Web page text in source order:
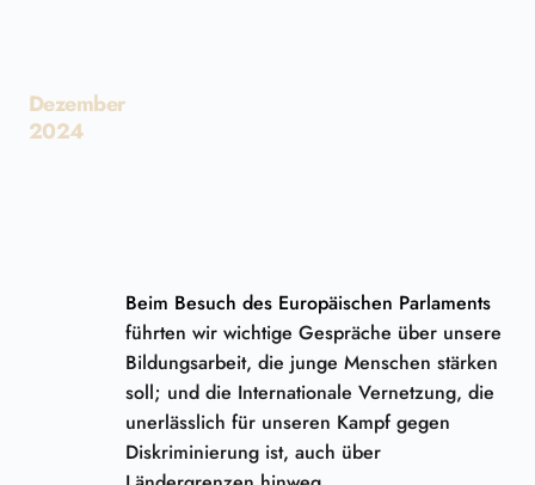
Dezember
2024
Beim Besuch des Europäischen Parlaments
führten wir wichtige Gespräche über unsere
Bildungsarbeit, die junge Menschen stärken
soll; und die Internationale Vernetzung, die
unerlässlich für unseren Kampf gegen
Diskriminierung ist, auch über